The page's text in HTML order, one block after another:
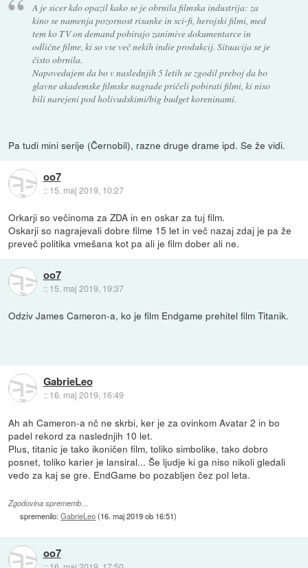
A je sicer kdo opazil kako se je obrnila filmska industrija: za
kino se namenja pozornost risanke in sci-fi, herojski filmi, med
tem ko TV on demand pobirajo zanimive dokumentarce in
odlične filme, ki so vse več nekih indie produkcij. Situacija se je
čisto obrnila.
Napovedujem da bo v naslednjih 5 letih se zgodil preboj da bo
glavne akademske filmske nagrade pričeli pobirati filmi, ki niso
bili narejeni pod holivudskimi/big budget koreninami.
Pa tudi mini serije (Černobil), razne druge drame ipd. Se že vidi.
oo7
:: 15. maj 2019, 10:27
Orkarji so večinoma za ZDA in en oskar za tuj film.
Oskarji so nagrajevali dobre filme 15 let in več nazaj zdaj je pa že
preveč politika vmešana kot pa ali je film dober ali ne.
oo7
:: 15. maj 2019, 19:37
Odziv James Cameron-a, ko je film Endgame prehitel film Titanik.
GabrieLeo
:: 16. maj 2019, 16:49
Ah ah Cameron-a nč ne skrbi, ker je za ovinkom Avatar 2 in bo
padel rekord za naslednjih 10 let.
Plus, titanic je tako ikoničen film, toliko simbolike, tako dobro
posnet, toliko karier je lansiral... Še ljudje ki ga niso nikoli gledali
vedo za kaj se gre. EndGame bo pozabljen čez pol leta.
Zgodovina sprememb…
spremenilo:GabrieLeo(16. maj 2019 ob 16:51)
oo7